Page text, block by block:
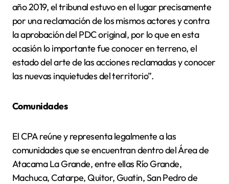
año 2019, el tribunal estuvo en el lugar precisamente
por una reclamación de los mismos actores y contra
la aprobación del PDC original, por lo que en esta
ocasión lo importante fue conocer en terreno, el
estado del arte de las acciones reclamadas y conocer
las nuevas inquietudes del territorio”.
Comunidades
El CPA reúne y representa legalmente a las
comunidades que se encuentran dentro del Área de
Atacama La Grande, entre ellas Río Grande,
Machuca, Catarpe, Quitor, Guatin, San Pedro de